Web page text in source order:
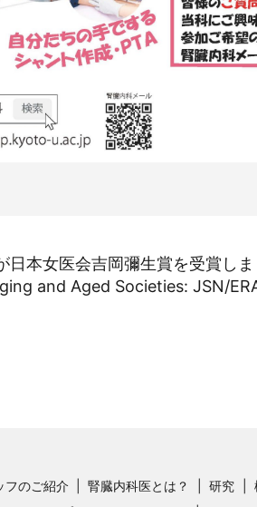
日本女医会吉岡彌生賞を受賞しま
and Aged Societies: JSN/
フのご紹介 腎臓内科医とは？ 研究